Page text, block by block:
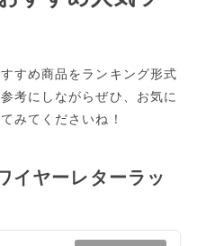
すめ商品をランキング形式
考にしながらぜひ、お気に
みてくださいね！
ヤーレターラッ